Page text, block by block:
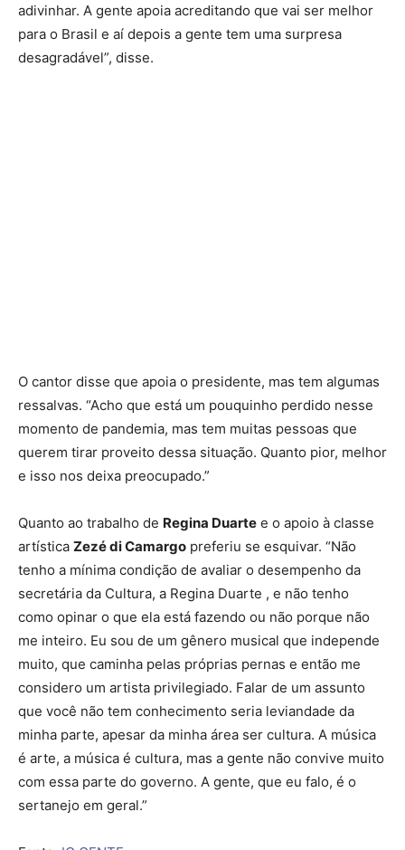
adivinhar. A gente apoia acreditando que vai ser melhor
para o Brasil e aí depois a gente tem uma surpresa
desagradável”, disse.
O cantor disse que apoia o presidente, mas tem algumas
ressalvas. “Acho que está um pouquinho perdido nesse
momento de pandemia, mas tem muitas pessoas que
querem tirar proveito dessa situação. Quanto pior, melhor
e isso nos deixa preocupado.”
Quanto ao trabalho de Regina Duarte e o apoio à classe
artística Zezé di Camargo preferiu se esquivar. “Não
tenho a mínima condição de avaliar o desempenho da
secretária da Cultura, a Regina Duarte , e não tenho
como opinar o que ela está fazendo ou não porque não
me inteiro. Eu sou de um gênero musical que independe
muito, que caminha pelas próprias pernas e então me
considero um artista privilegiado. Falar de um assunto
que você não tem conhecimento seria leviandade da
minha parte, apesar da minha área ser cultura. A música
é arte, a música é cultura, mas a gente não convive muito
com essa parte do governo. A gente, que eu falo, é o
sertanejo em geral.”